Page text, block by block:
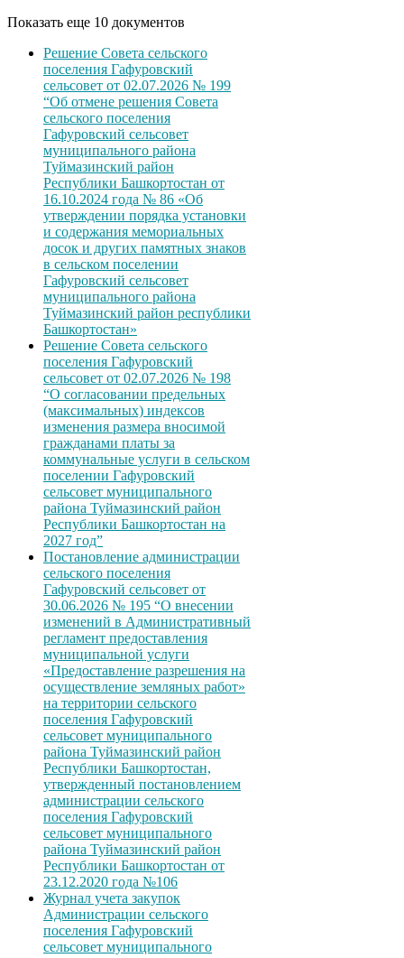
Показать еще 10 документов
Решение Совета сельского
поселения Гафуровский
сельсовет от 02.07.2026 № 199
“Об отмене решения Совета
сельского поселения
Гафуровский сельсовет
муниципального района
Туймазинский район
Республики Башкортостан от
16.10.2024 года № 86 «Об
утверждении порядка установки
и содержания мемориальных
досок и других памятных знаков
в сельском поселении
Гафуровский сельсовет
муниципального района
Туймазинский район республики
Башкортостан»
Решение Совета сельского
поселения Гафуровский
сельсовет от 02.07.2026 № 198
“О согласовании предельных
(максимальных) индексов
изменения размера вносимой
гражданами платы за
коммунальные услуги в сельском
поселении Гафуровский
сельсовет муниципального
района Туймазинский район
Республики Башкортостан на
2027 год”
Постановление администрации
сельского поселения
Гафуровский сельсовет от
30.06.2026 № 195 “О внесении
изменений в Административный
регламент предоставления
муниципальной услуги
«Предоставление разрешения на
осуществление земляных работ»
на территории сельского
поселения Гафуровский
сельсовет муниципального
района Туймазинский район
Республики Башкортостан,
утвержденный постановлением
администрации сельского
поселения Гафуровский
сельсовет муниципального
района Туймазинский район
Республики Башкортостан от
23.12.2020 года №106
Журнал учета закупок
Администрации сельского
поселения Гафуровский
сельсовет муниципального